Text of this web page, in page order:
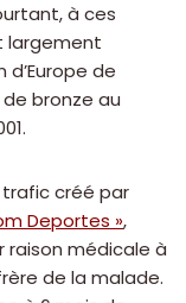
à ces
largement
de
bronze au
créé par
Deportes »,
raison médicale à
de la malade.